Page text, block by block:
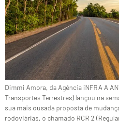
Dimmi Amora, da Agência iNFRA A
Transportes Terrestres) lançou na
sua mais ousada proposta de
rodoviárias, o chamado RCR 2